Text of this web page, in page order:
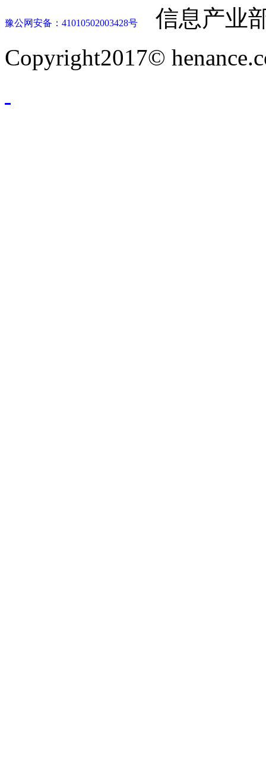
豫公网安备：41010502003428号
信息产业
Copyright2017©